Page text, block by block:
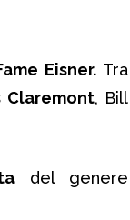
Eisner. Tra
Claremont, Bill
del genere